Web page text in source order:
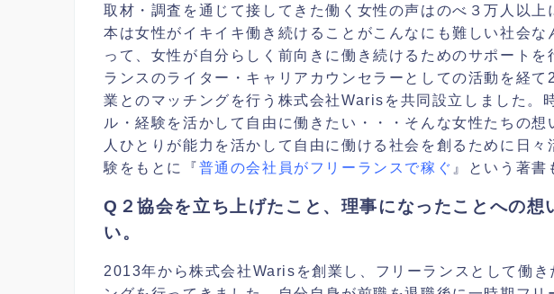
取材・調査を通じて接してきた働く女性の声はのべ３万人以上
本は女性がイキイキ働き続けることがこんなにも難しい社会な
って、女性が自分らしく前向きに働き続けるためのサポート
ランスのライター・キャリアカウンセラーとしての活動を経
業とのマッチングを行う株式会社Warisを共同設立しました。
ル・経験を活かして自由に働きたい・・・そんな女性たちの
人ひとりが能力を活かして自由に働ける社会を創るために日
験をもとに『普通の会社員がフリーランスで稼ぐ 』という著書
Q２協会を立ち上げたこと、 理事になったことへの想
い。
2013年から株式会社Warisを創業し、フリーランスとして働